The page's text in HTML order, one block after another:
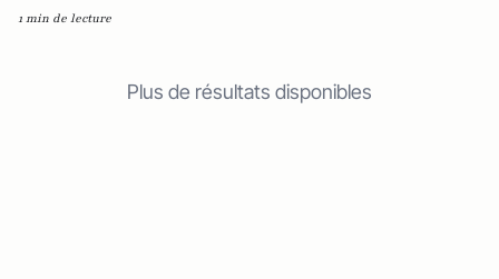
1 min de lecture
Plus de résultats disponibles